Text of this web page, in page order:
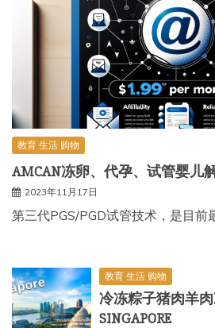
教育 生活 购物
AMCAN冻卵、代孕、试管婴儿
2023年11月17日
第三代PGS/PGD试管技术，是目前
教育 生活 购物
冷冻粽子猪肉羊
SINGAPORE